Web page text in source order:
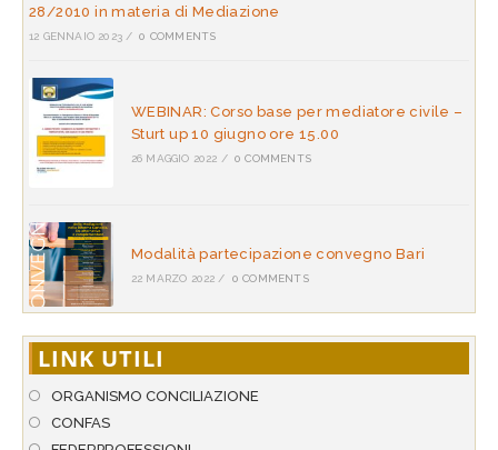
28/2010 in materia di Mediazione
12 GENNAIO 2023 / 0 COMMENTS
WEBINAR: Corso base per mediatore civile –
Sturt up 10 giugno ore 15.00
26 MAGGIO 2022 / 0 COMMENTS
Modalità partecipazione convegno Bari
22 MARZO 2022 / 0 COMMENTS
LINK UTILI
ORGANISMO CONCILIAZIONE
CONFAS